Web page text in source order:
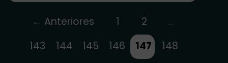
← Anteriores 1 2
…
143
144 145 146 147
148